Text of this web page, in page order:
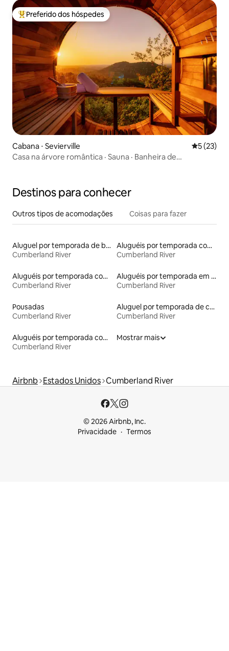
Entre os melhores preferidos dos hóspedes
Preferido dos hóspedes
Cabana ⋅ Sevierville 5 de uma
5 (23)
Casa na árvore romântica · Sauna · Banheira de
Destinos para conhecer
Outros tipos de acomodações Coisas para fazer
Aluguel por temporada de barcos
Cumberland River
Aluguéis por temporada com café da manhã
Cumberland River
Aluguéis por temporada com cama de altura acessível
Cumberland River
Aluguéis por temporada em hotéis-fazenda
Cumberland River
Pousadas
Cumberland River
Aluguel por temporada de casas de veraneio
Cumberland River
Aluguéis por temporada com suítes privativas
Cumberland River
Mostrar mais
Airbnb Estados Unidos Cumberland River
© 2026 Airbnb, Inc.
Privacidade
Termos